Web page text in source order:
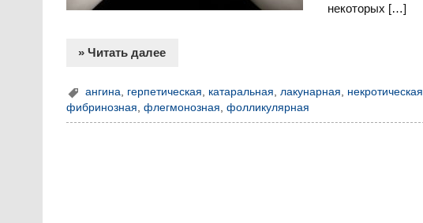
некоторых […]
» Читать далее
ангина герпетическая катаральная лакунарная некротическая
фибринозная ,флегмонозная ,фолликулярная